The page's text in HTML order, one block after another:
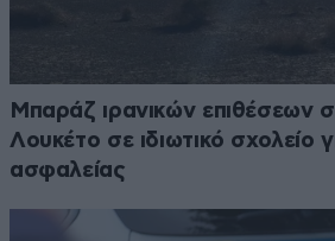
Μπαράζ ιρανικών επιθέσεων
Λουκέτο σε ιδιωτικό σχολείο
ασφαλείας